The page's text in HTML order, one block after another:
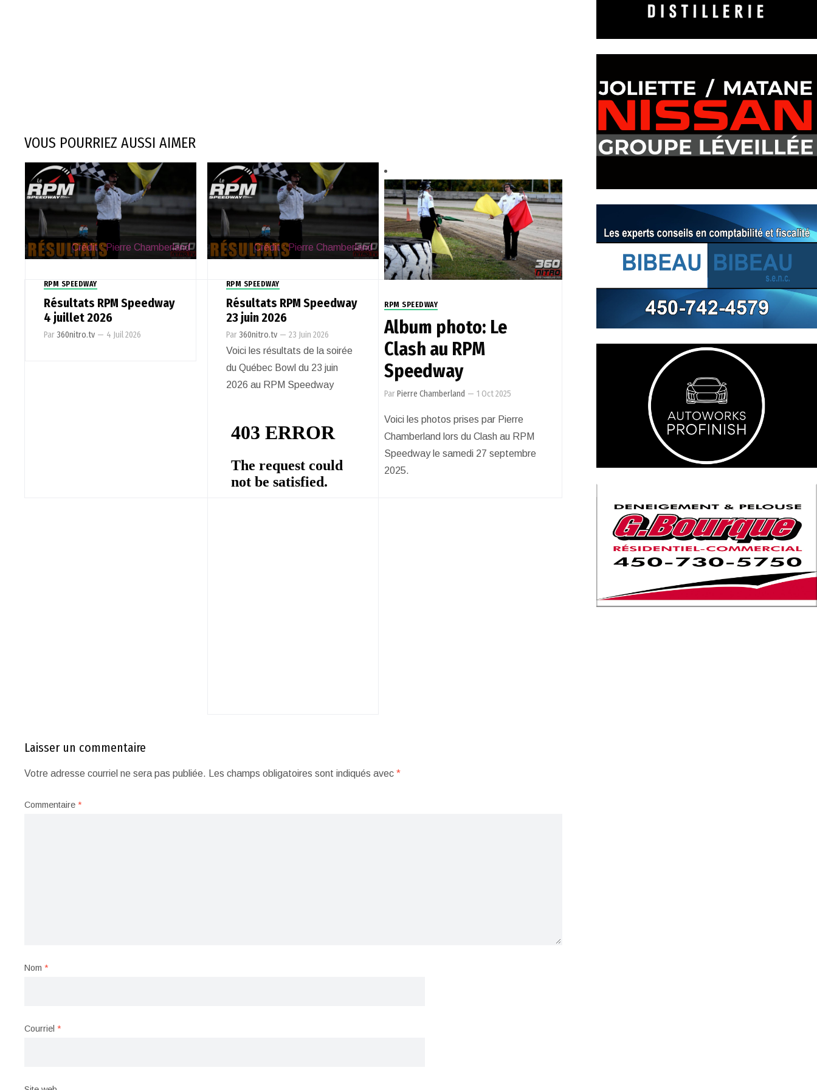
VOUS POURRIEZ AUSSI AIMER
Crédit : Pierre Chamberland
RPM SPEEDWAY
Résultats RPM Speedway
4 juillet 2026
Par360nitro.tv — 4 Juil 2026
Crédit : Pierre Chamberland
RPM SPEEDWAY
Résultats RPM Speedway
23 juin 2026
Par360nitro.tv — 23 Juin 2026
Voici les résultats de la soirée
du Québec Bowl du 23 juin
2026 au RPM Speedway
RPM SPEEDWAY
Album photo: Le
Clash au RPM
Speedway
ParPierre Chamberland — 1 Oct 2025
Voici les photos prises par Pierre
Chamberland lors du Clash au RPM
Speedway le samedi 27 septembre
2025.
Laisser un commentaire
Votre adresse courriel ne sera pas publiée. Les champs obligatoires sont indiqués avec*
Commentaire*
Nom*
Courriel*